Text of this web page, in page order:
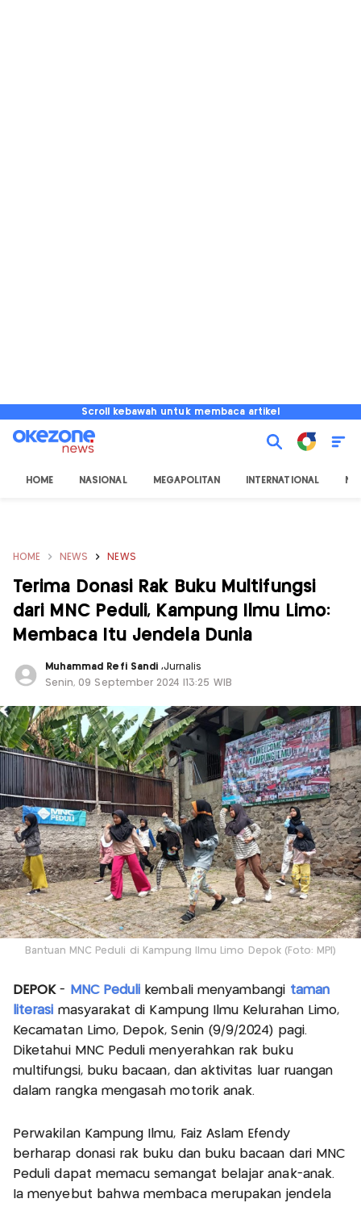
Scroll kebawah untuk membaca artikel
HOME NASIONAL MEGAPOLITAN INTERNATIONAL
HOME NEWS NEWS
Terima Donasi Rak Buku Multifungsi
dari MNC Peduli, Kampung Ilmu Limo:
Membaca Itu Jendela Dunia
Muhammad Refi Sandi ,Jurnalis
Senin, 09 September 2024 |13:25 WIB
Bantuan MNC Peduli di Kampung Ilmu Limo Depok (Foto: MPI)
DEPOK - MNC Peduli kembali menyambangi taman
literasi masyarakat di Kampung Ilmu Kelurahan Limo,
Kecamatan Limo, Depok, Senin (9/9/2024) pagi.
Diketahui MNC Peduli menyerahkan rak buku
multifungsi, buku bacaan, dan aktivitas luar ruangan
dalam rangka mengasah motorik anak.
Perwakilan Kampung Ilmu, Faiz Aslam Efendy
berharap donasi rak buku dan buku bacaan dari MNC
Peduli dapat memacu semangat belajar anak-anak.
Ia menyebut bahwa membaca merupakan jendela